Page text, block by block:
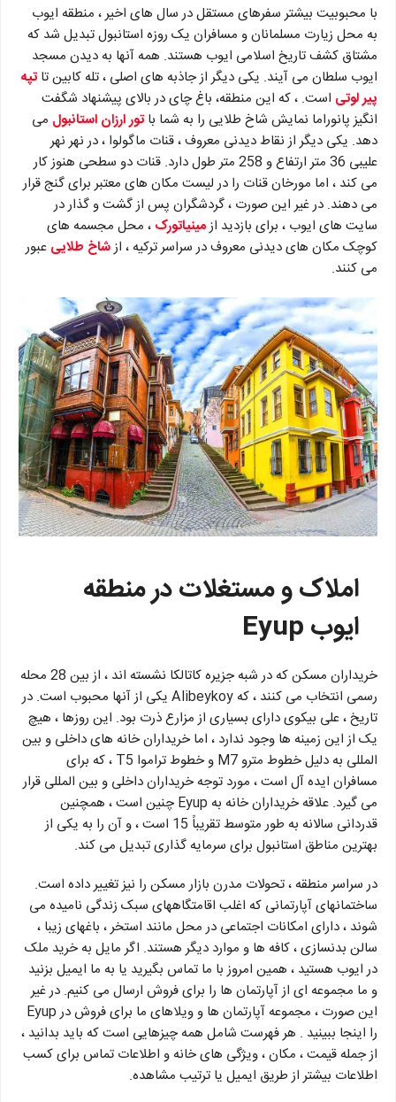
با محبوبیت بیشتر سفرهای مستقل در سال های اخیر ، منطقه ایوب
به محل زیارت مسلمانان و مسافران یک روزه استانبول تبدیل شد که
مشتاق کشف تاریخ اسلامی ایوب هستند. همه آنها به دیدن مسجد
ایوب سلطان می آیند. یکی دیگر از جاذبه های اصلی ، تله کابین تاتپه
پیر لوتی است. ، که این منطقه، باغ چای در بالای پیشنهاد شگفت
انگیز پانوراما نمایش شاخ طلایی را به شما باتور ارزان استانبول می
دهد. یکی دیگر از نقاط دیدنی معروف ، قنات ماگولوا ، در نهر نهر
علیبی 36 متر ارتفاع و 258 متر طول دارد. قنات دو سطحی هنوز کار
می کند ، اما مورخان قنات را در لیست مکان های معتبر برای گنج قرار
می دهند. در غیر این صورت ، گردشگران پس از گشت و گذار در
سایت های ایوب ، برای بازدید ازمینیاتورک ، محل مجسمه های
کوچک مکان های دیدنی معروف در سراسر ترکیه ، ازشاخ طلایی عبور
می کنند.
املاک و مستغلات در منطقه
ایوبEyup
خریداران مسکن که در شبه جزیره کاتالکا نشسته اند ، از بین 28 محله
رسمی انتخاب می کنند ، که Alibeykoy یکی از آنها محبوب است. در
تاریخ ، علی بیکوی دارای بسیاری از مزارع ذرت بود. این روزها ، هیچ
یک از این زمینه ها وجود ندارد ، اما خریداران خانه های داخلی و بین
المللی به دلیل خطوط مترو M7 و خطوط تراموا T5 ، که برای
مسافران ایده آل است ، مورد توجه خریداران داخلی و بین المللی قرار
می گیرد. علاقه خریداران خانه به Eyup چنین است ، همچنین
قدردانی سالانه به طور متوسط ​​تقریباً 15 است ، و آن را به یکی از
بهترین مناطق استانبول برای سرمایه گذاری تبدیل می کند.
در سراسر منطقه ، تحولات مدرن بازار مسکن را نیز تغییر داده است.
ساختمانهای آپارتمانی که اغلب اقامتگاههای سبک زندگی نامیده می
شوند ، دارای امکانات اجتماعی در محل مانند استخر ، باغهای زیبا ،
سالن بدنسازی ، کافه ها و موارد دیگر هستند. اگر مایل به خرید ملک
در ایوب هستید ، همین امروز با ما تماس بگیرید یا به ما ایمیل بزنید
و ما مجموعه ای از آپارتمان ها را برای فروش ارسال می کنیم. در غیر
این صورت ، مجموعه آپارتمان ها و ویلاهای ما برای فروش در Eyup
را اینجا ببینید . هر فهرست شامل همه چیزهایی است که باید بدانید ،
از جمله قیمت ، مکان ، ویژگی های خانه و اطلاعات تماس برای کسب
اطلاعات بیشتر از طریق ایمیل یا ترتیب مشاهده.